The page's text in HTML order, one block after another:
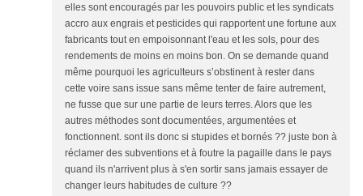
elles sont encouragés par les pouvoirs public et les syndicats
accro aux engrais et pesticides qui rapportent une fortune aux
fabricants tout en empoisonnant l'eau et les sols, pour des
rendements de moins en moins bon. On se demande quand
même pourquoi les agriculteurs s’obstinent à rester dans
cette voire sans issue sans même tenter de faire autrement,
ne fusse que sur une partie de leurs terres. Alors que les
autres méthodes sont documentées, argumentées et
fonctionnent. sont ils donc si stupides et bornés ?? juste bon à
réclamer des subventions et à foutre la pagaille dans le pays
quand ils n'arrivent plus à s'en sortir sans jamais essayer de
changer leurs habitudes de culture ??